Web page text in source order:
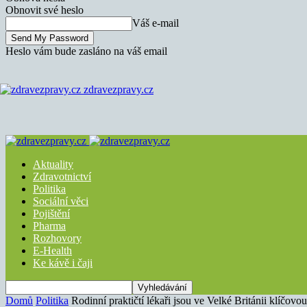
Obnovit své heslo
Váš e-mail
Heslo vám bude zasláno na váš email
zdravezpravy.cz
Aktuality
Zdravotnictví
Politika
Sociální věci
Pojištění
Pharma
Rozhovory
E-Health
Ke kávě i čaji
Domů Politika Rodinní praktičtí lékaři jsou ve Velké Británii